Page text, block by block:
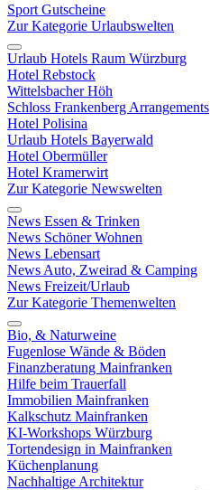
Sport Gutscheine
Zur Kategorie Urlaubswelten
Urlaub Hotels Raum Würzburg
Hotel Rebstock
Wittelsbacher Höh
Schloss Frankenberg Arrangements
Hotel Polisina
Urlaub Hotels Bayerwald
Hotel Obermüller
Hotel Kramerwirt
Zur Kategorie Newswelten
News Essen & Trinken
News Schöner Wohnen
News Lebensart
News Auto, Zweirad & Camping
News Freizeit/Urlaub
Zur Kategorie Themenwelten
Bio, & Naturweine
Fugenlose Wände & Böden
Finanzberatung Mainfranken
Hilfe beim Trauerfall
Immobilien Mainfranken
Kalkschutz Mainfranken
KI-Workshops Würzburg
Tortendesign in Mainfranken
Küchenplanung
Nachhaltige Architektur